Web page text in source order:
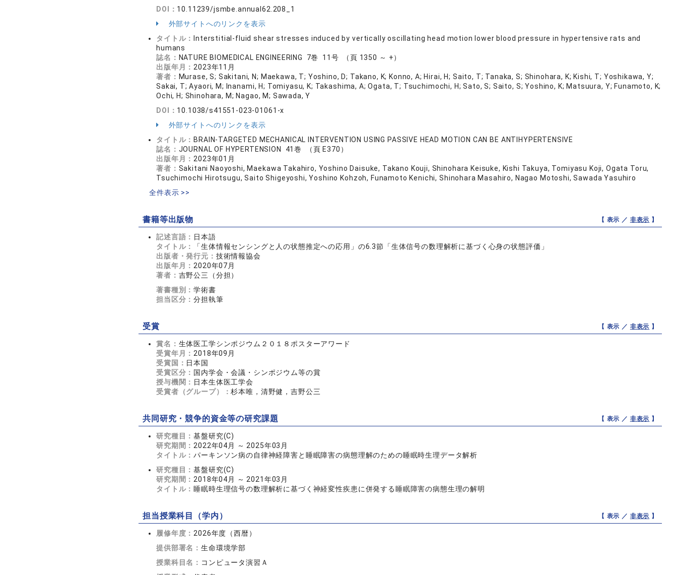
DOI： 10.11239/jsmbe.annual62.208_1
外部サイトへのリンクを表示
タイトル：
Interstitial-fluid shear stresses induced by vertically oscillating head motion lower blood pressure in hypertensive rats and
humans
誌名： NATURE BIOMEDICAL ENGINEERING 7巻 11号 （頁 1350 ～ +）
出版年月： 2023年11月
著者： Murase, S; Sakitani, N; Maekawa, T; Yoshino, D; Takano, K; Konno, A; Hirai, H; Saito, T; Tanaka, S; Shinohara, K; Kishi, T; Yoshikawa, Y;
Sakai, T; Ayaori, M; Inanami, H; Tomiyasu, K; Takashima, A; Ogata, T; Tsuchimochi, H; Sato, S; Saito, S; Yoshino, K; Matsuura, Y; Funamoto, K;
Ochi, H; Shinohara, M; Nagao, M; Sawada, Y
DOI： 10.1038/s41551-023-01061-x
外部サイトへのリンクを表示
タイトル： BRAIN-TARGETED MECHANICAL INTERVENTION USING PASSIVE HEAD MOTION CAN BE ANTIHYPERTENSIVE
誌名： JOURNAL OF HYPERTENSION 41巻 （頁 E370）
出版年月： 2023年01月
著者： Sakitani Naoyoshi, Maekawa Takahiro, Yoshino Daisuke, Takano Kouji, Shinohara Keisuke, Kishi Takuya, Tomiyasu Koji, Ogata Toru,
Tsuchimochi Hirotsugu, Saito Shigeyoshi, Yoshino Kohzoh, Funamoto Kenichi, Shinohara Masahiro, Nagao Motoshi, Sawada Yasuhiro
全件表示 >>
書籍等出版物 【 表示 ／ 非表示 】
記述言語： 日本語
タイトル：
「生体情報センシングと人の状態推定への応用」の6.3節「生体信号の数理解析に基づく心身の状態評価」
出版者・発行元： 技術情報協会
出版年月： 2020年07月
著者： 吉野公三（分担）
著書種別：学術書
担当区分：分担執筆
受賞 【 表示 ／ 非表示 】
賞名： 生体医工学シンポジウム２０１８ポスターアワード
受賞年月： 2018年09月
受賞国： 日本国
受賞区分： 国内学会・会議・シンポジウム等の賞
授与機関： 日本生体医工学会
受賞者（グループ）：杉本唯，清野健，吉野公三
共同研究・競争的資金等の研究課題 【 表示 ／ 非表示 】
研究種目：基盤研究(C)
研究期間： 2022年04月 ～ 2025年03月
タイトル：パーキンソン病の自律神経障害と睡眠障害の病態理解のための睡眠時生理データ解析
研究種目：基盤研究(C)
研究期間： 2018年04月 ～ 2021年03月
タイトル： 睡眠時生理信号の数理解析に基づく神経変性疾患に併発する睡眠障害の病態生理の解明
担当授業科目（学内） 【 表示 ／ 非表示 】
履修年度： 2026年度（西暦）
提供部署名：生命環境学部
授業科目名： コンピュータ演習Ａ